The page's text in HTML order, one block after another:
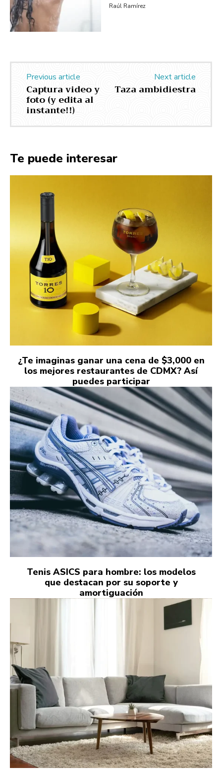
Raúl Ramírez
Previous article
Captura video y
foto (y edita al
instante!!)
Next article
Taza ambidiestra
Te puede interesar
¿Te imaginas ganar una cena de $3,000 en
los mejores restaurantes de CDMX? Así
puedes participar
Tenis ASICS para hombre: los modelos
que destacan por su soporte y
amortiguación